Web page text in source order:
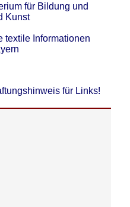
für Bildung und
Kunst
textile Informationen
für Links!